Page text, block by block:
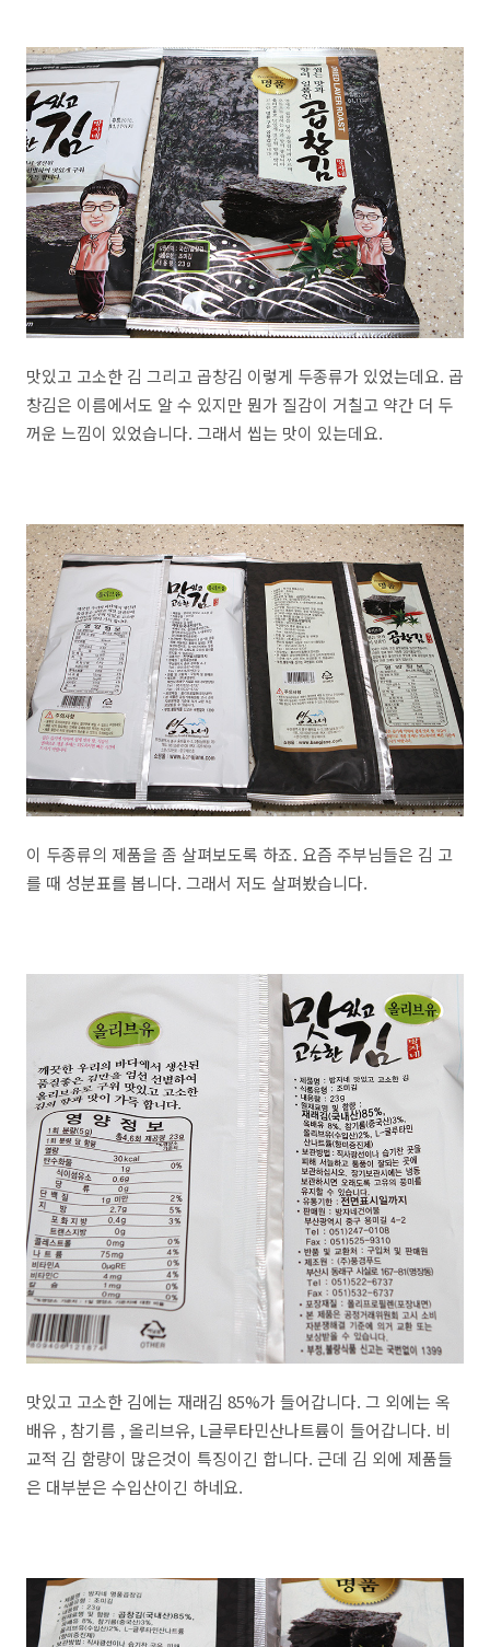
맛있고 고소한 김 그리고 곱창김 이렇게 두종류가 있었는데요. 곱
창김은 이름에서도 알 수 있지만 뭔가 질감이 거칠고 약간 더 두
꺼운 느낌이 있었습니다. 그래서 씹는 맛이 있는데요.
이 두종류의 제품을 좀 살펴보도록 하죠. 요즘 주부님들은 김 고
를 때 성분표를 봅니다. 그래서 저도 살펴봤습니다.
맛있고 고소한 김에는 재래김 85%가 들어갑니다. 그 외에는 옥
배유 , 참기름 , 올리브유, L글루타민산나트륨이 들어갑니다. 비
교적 김 함량이 많은것이 특징이긴 합니다. 근데 김 외에 제품들
은 대부분은 수입산이긴 하네요.